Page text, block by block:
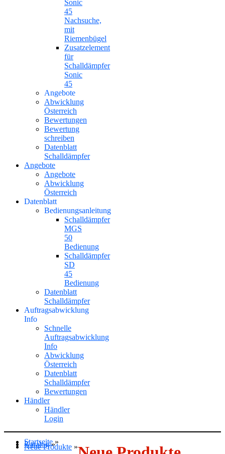
Sonic
45
Nachsuche,
mit
Riemenbügel
Zusatzelement
für
Schalldämpfer
Sonic
45
Angebote
Abwicklung
Österreich
Bewertungen
Bewertung
schreiben
Datenblatt
Schalldämpfer
Angebote
Angebote
Abwicklung
Österreich
Datenblatt
Bedienungsanleitung
Schalldämpfer
MGS
50
Bedienung
Schalldämpfer
SD
45
Bedienung
Datenblatt
Schalldämpfer
Auftragsabwicklung
Info
Schnelle
Auftragsabwicklung
Info
Abwicklung
Österreich
Datenblatt
Schalldämpfer
Bewertungen
Händler
Händler
Login
Startseite »
Katalog »
Neue Produkte »